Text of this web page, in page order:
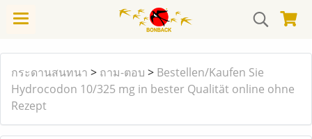
กระดานสนทนา > ถาม-ตอบ > Bestellen/Kaufen Sie
Hydrocodon 10/325 mg in bester Qualität online ohne
Rezept